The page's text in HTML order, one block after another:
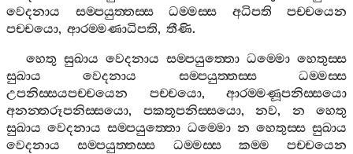
වෙදනාය
සම‍්පයුත‍්තස‍්ස ධම‍්මස‍්ස අධිපති
පච‍්චයෙන
පච‍්චයො, ආරම‍්මණාධිපති, තීණි.
හෙතු සුඛාය වෙදනාය සම‍්පයුත‍්තො ධම‍්මො හෙතුස‍්ස
සුඛාය
වෙදනාය සම‍්පයුත‍්තස‍්ස
ධම‍්මස‍්ස
උපනිස‍්සයපච‍්චයෙන
පච‍්චයො, ආරම‍්මණූපනිස‍්සයො
අනන‍්තරූපනිස‍්සයො, පකතූපනිස‍්සයො, නව, න
හෙතු
සුඛාය වෙදනාය සම‍්පයුත‍්තො ධම‍්මො න හෙතුස‍්ස සුඛාය
වෙදනාය
සම‍්පයුත‍්තස‍්ස ධම‍්මස‍්ස කම‍්ම
පච‍්චයෙන